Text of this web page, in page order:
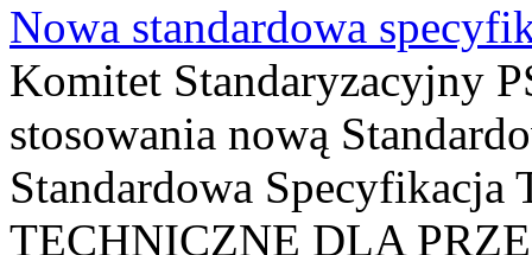
Nowa standardowa
Komitet Standaryzacyjny
stosowania nową
Standardowa
TECHNICZNE DLA